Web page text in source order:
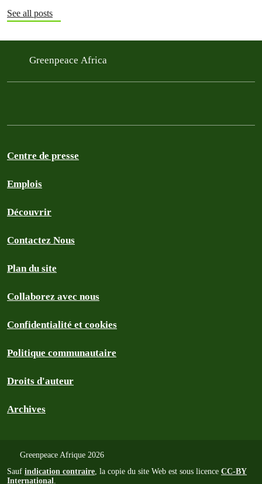
See all posts
Greenpeace Africa
Centre de presse
Emplois
Découvrir
Contactez Nous
Plan du site
Collaborez avec nous
Confidentialité et cookies
Politique communautaire
Droits d'auteur
Archives
Greenpeace Afrique 2026
Sauf indication contraire, la copie du site Web est sous licence CC-BY
International.